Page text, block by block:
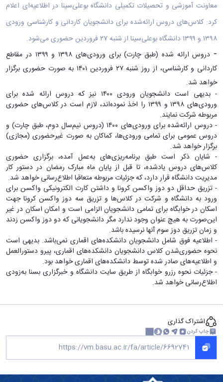
تحصیلات
تکمیلی
دروس
دوره
فرم
ها
و
آئین
نامه
ها
ترم
بندی
دروس
تحصیلات
تکمیلی
فرم
ها
و
آئین
نامه
ها
سمینارها
و
پایان
نامه
ها
ترم
بندی
ترفیع
آئین
های
پژوهشی
فرم
های
پژوهشی
کارگاه ها
و
آزمایشگاه
ها
آزمایشگاه
انگل
شناسی
آزمایشگاه
بیوشیمی
و
فیزیولوژی
آزمایشگاه
پاتولوژی
آزمایشگاه
میکروب
شناسی
آزمایشگاه
تحقیقاتی
آزمایشگاه
بهداشت
کیفی
مواد
سالن
تشریح
خدمات
آموزشی
بهداشت
و
کنترل
کیفی
موادغذایی
معاونت آموزشی و تحصیلات تکمیلی دانشگاه بوعلی‌سینا در اطلاعیه‌ای اعلام
کرد: کلاس‌های دروس ارائه‌شده برای دانشجویان کاردانی و کارشناسی ورودی
۱۳۹۸ و ۱۳۹۹ دانشگاه بوعلی‌سینا از شنبه ۲۷ فروردین حضوری می‌شود.
-
دروس ارائه شده (طبق چارت) برای ورودی‌های ۱۳۹۸ و ۱۳۹۹ در مقاطع
کاردانی و کارشناسی، از روز شنبه ۲۷ فروردین ۱۴۰۱ به صورت حضوری برگزار
خواهد شد.
- بدیهی است دانشجویان ورودی ۱۴۰۰ نیز که دروس ارائه شده برای
ورودی‌های ۱۳۹۸ و ۱۳۹۹ را اخذ نموده‌اند، لازم است در کلاس‌های حضوری
مربوطه شرکت نمایند.
- دروس ارائه‌شده برای ورودی‌های ۱۴۰۰ (دروس نیم‌سال دوم، طبق چارت) و
دروس عمومی برای تمامی ورودی‌ها، کماکان به صورت غیرحضوری (مجازی)
برگزار خواهد شد.
- شایان ذکر است طبق برنامه‌ریزی‌های به‌عمل آمده، برگزاری حضوری
کلاس‌های دروس یادشده، تا قبل از پایان ماه مبارک رمضان در دستور کار
مدیریت دانشگاه قرار دارد، که جزئیات مربوطه متعاقبا اطلاع‌رسانی خواهد شد.
- تزریق حداقل دو دوز واکسن کرونا و داشتن کارت الکترونیکی واکسن برای
ورود به دانشگاه و شرکت در کلاس‌ها و تزریق سه دوز واکسن کرونا جهت
اسکان در خوابگاه برای تمامی دانشجویان الزامی است و امکان اسکان در غیر
این‌صورت به هیچ عنوان وجود ندارد مگر دانشجویانی که دو دوز واکسن زدند
و زمان تزریق دوز سوم آنها نرسیده باشد.
- اطلاعیه فوق شامل دانشجویان دانشکده‌های اقماری نمی‌باشد. بدیهی است
نحوه حضوری‌شدن کلاس دانشجویان دانشکده‌های اقماری، پیرو دستورالعمل
و اطلاعیه‌های صادر شده توسط دانشکده‌های اقماری خواهد بود.
- جزئیات نحوه رزرو خوابگاه از طریق سایت دانشگاه و خبرگزاری بسنا به‌زودی
اطلاع‌رسانی خواهد شد.
اشتراک گذاری
چاپ کردن